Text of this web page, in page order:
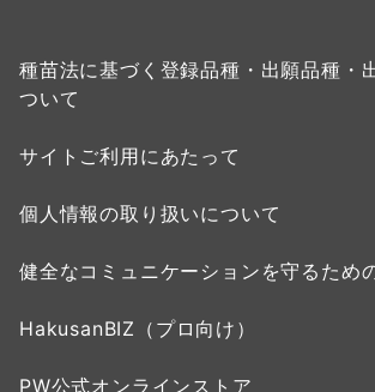
種苗法に基づく登録品種・出願品種・
ついて
サイトご利用にあたって
個人情報の取り扱いについて
健全なコミュニケーションを守るため
HakusanBIZ（プロ向け）
PW公式オンラインストア